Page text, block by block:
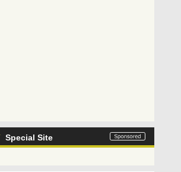
Special Site